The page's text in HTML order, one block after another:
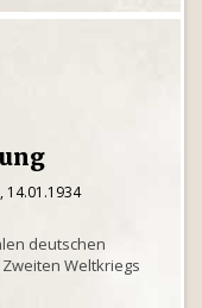
14.01.1934
deutschen
Weltkriegs